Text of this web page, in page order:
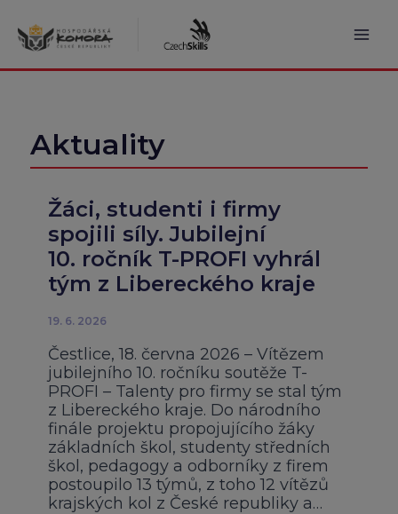
obsah
Aktuality
Žáci, studenti i firmy
spojili síly. Jubilejní
10. ročník T-PROFI vyhrál
tým z Libereckého kraje
19. 6. 2026
Čestlice, 18. června 2026 – Vítězem
jubilejního 10. ročníku soutěže T-
PROFI – Talenty pro firmy se stal tým
z Libereckého kraje. Do národního
finále projektu propojujícího žáky
základních škol, studenty středních
škol, pedagogy a odborníky z firem
postoupilo 13 týmů, z toho 12 vítězů
krajských kol z České republiky a…